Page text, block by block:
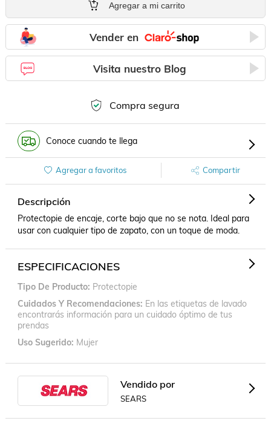
Agregar a mi carrito
Vender en
Visita nuestro Blog
Compra segura
Conoce cuando te llega
Agregar a favoritos Compartir
Descripción
Protectopie de encaje, corte bajo que no se nota. Ideal para
usar con cualquier tipo de zapato, con un toque de moda.
ESPECIFICACIONES
Tipo De Producto Protectopie
Cuidados Y Recomendaciones En las etiquetas de lavado
encontrarás información para un cuidado óptimo de tus
prendas
Uso Sugerido Mujer
Vendido por
SEARS